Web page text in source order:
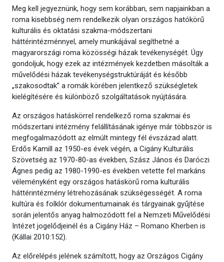
Meg kell jegyeznünk, hogy sem korábban, sem napjainkban a
roma kisebbség nem rendelkezik olyan országos hatókörű
kulturális és oktatási szakma-módszertani
háttérintézménnyel, amely munkájával segíthetné a
magyarországi roma közösségi házak tevékenységét. Úgy
gondoljuk, hogy ezek az intézmények kezdetben másolták a
művelődési házak tevékenységstruktúráját és később
„szakosodtak” a romák körében jelentkező szükségletek
kielégítésére és különböző szolgáltatások nyújtására.
Az országos hatáskörrel rendelkező roma szakmai és
módszertani intézmény felállításának igénye már többször is
megfogalmazódott az elmúlt mintegy fél évszázad alatt.
Erdős Kamill az 1950-es évek végén, a Cigány Kulturális
Szövetség az 1970-80-as években, Szász János és Daróczi
Ágnes pedig az 1980-1990-es években vetette fel markáns
véleményként egy országos hatáskörű roma kulturális
háttérintézmény létrehozásának szükségességét. A roma
kultúra és folklór dokumentumainak és tárgyainak gyűjtése
során jelentős anyag halmozódott fel a Nemzeti Művelődési
Intézet jogelődjeinél és a Cigány Ház – Romano Kherben is
(Kállai 2010:152).
Az előrelépés jelének számított, hogy az Országos Cigány